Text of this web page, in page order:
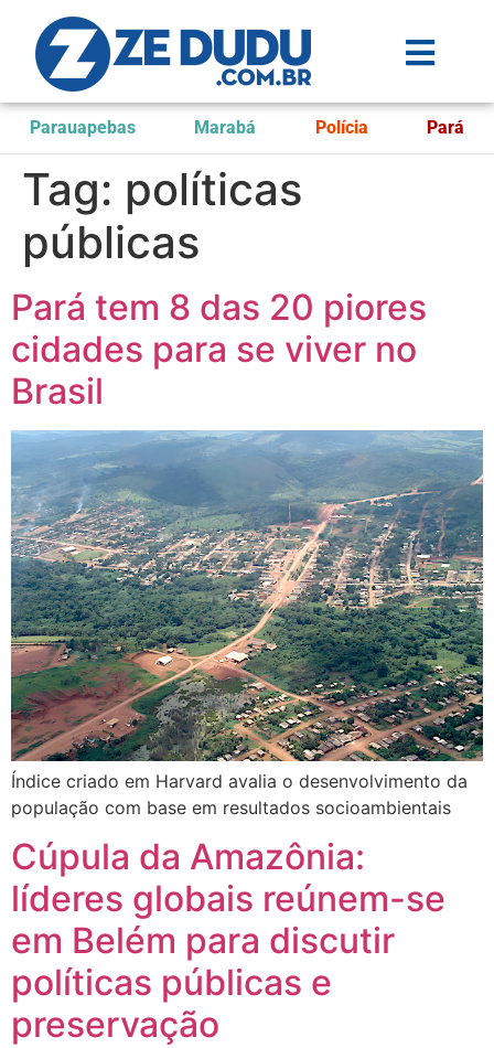
Parauapebas Marabá Polícia Pará
Tag: políticas
públicas
Pará tem 8 das 20 piores
cidades para se viver no
Brasil
Índice criado em Harvard avalia o desenvolvimento da
população com base em resultados socioambientais
Cúpula da Amazônia:
líderes globais reúnem-se
em Belém para discutir
políticas públicas e
preservação